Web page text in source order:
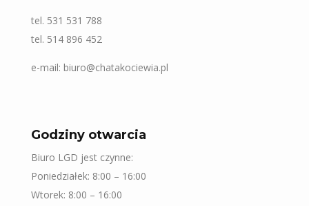
tel. 531 531 788
tel. 514 896 452
e-mail: biuro@chatakociewia.pl
Godziny otwarcia
Biuro LGD jest czynne:
Poniedziałek: 8:00 – 16:00
Wtorek: 8:00 – 16:00